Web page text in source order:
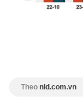
Theo nld.com.vn